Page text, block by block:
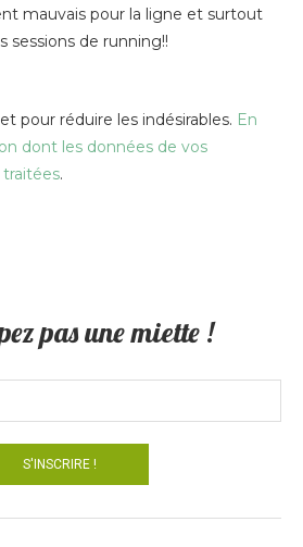
mauvais pour la ligne et surtout
sessions de running!!
pour réduire les indésirables. En
dont les données de vos
.
pas une miette !